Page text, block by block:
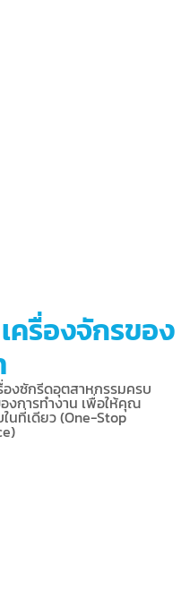
รื่องจักรของ
องซักรีดอุตสาหกรรมครบ
การทำงาน เพื่อให้คุณ
นที่เดียว (One-Stop